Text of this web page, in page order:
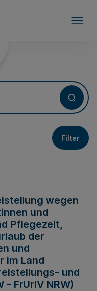
Filter
wegen
und
Pflegezeit,
der
und
im Land
und
- FrUrlV NRW)